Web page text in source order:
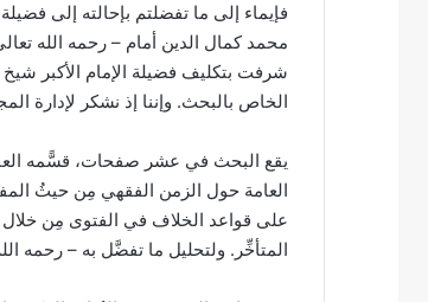
د
ا
إ
ل
ت
ر
و
ن
فإيماء إلى ما تفضلتم بإحالته إلى
محمد كمال الدين أمام – رحمه الله
شرفت بتكليف فضيلة الإمام الأكبر
الخاص بالبحث. وإننا إذ نشكر لإدارة
يقع البحث في عشر صفحات، قسًّمه
العامة حول الزمن الفقهي مِن حيثُ
على قواعد الخلاف في الفتوى مِن خلال
المتأخِّر. ولتحليل ما تفضَّل به – رحمه